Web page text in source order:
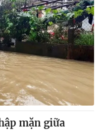
mặn giữa